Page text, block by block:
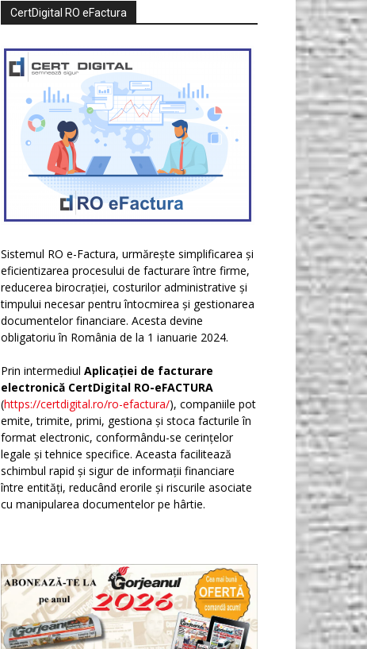
CertDigital RO eFactura
Sistemul RO e-Factura, urmărește simplificarea și
eficientizarea procesului de facturare între firme,
reducerea birocrației, costurilor administrative și
timpului necesar pentru întocmirea și gestionarea
documentelor financiare. Acesta devine
obligatoriu în România de la 1 ianuarie 2024.
Prin intermediul Aplicației de facturare
electronică CertDigital RO-eFACTURA
(https://certdigital.ro/ro-efactura/), companiile pot
emite, trimite, primi, gestiona și stoca facturile în
format electronic, conformându-se cerințelor
legale și tehnice specifice. Aceasta facilitează
schimbul rapid și sigur de informații financiare
între entități, reducând erorile și riscurile asociate
cu manipularea documentelor pe hârtie.